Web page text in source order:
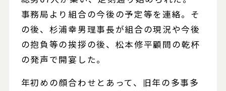
事務局より組合の今後の予定等を連絡。そ
の後、杉浦幸男理事長が組合の現況や今後
の抱負等の挨拶の後、松本修平顧問の乾杯
の発声で開宴した。
年初めの顔合わせとあって、旧年の多事多